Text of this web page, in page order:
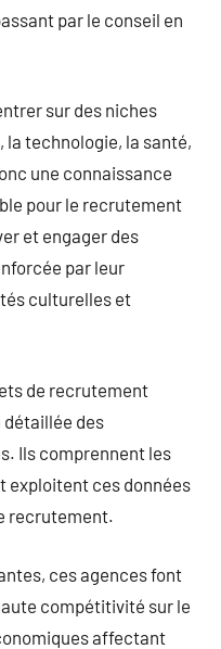
par le conseil en
sur des niches
technologie, la santé,
une connaissance
pour le recrutement
et engager des
par leur
culturelles et
de recrutement
des
Ils comprennent les
exploitent ces données
recrutement.
ces agences font
compétitivité sur le
affectant